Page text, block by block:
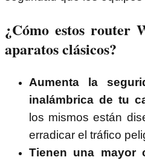
¿Cómo estos router
aparatos clásicos?
Aumenta la
inalámbrica de tu
los mismos están
erradicar el tráfico
Tienen una mayor